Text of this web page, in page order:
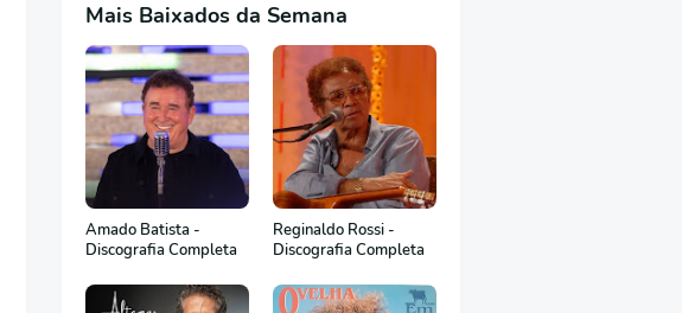
Mais Baixados da Semana
Amado Batista -
Discografia Completa
Reginaldo Rossi -
Discografia Completa